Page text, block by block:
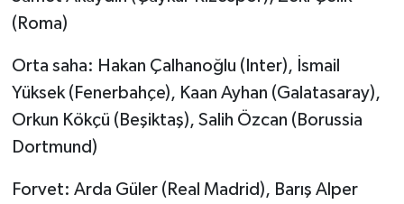
(Roma)
Orta saha: Hakan Çalhanoğlu (Inter), İsmail
Yüksek (Fenerbahçe), Kaan Ayhan (Galatasaray),
Orkun Kökçü (Beşiktaş), Salih Özcan (Borussia
Dortmund)
Forvet: Arda Güler (Real Madrid), Barış Alper